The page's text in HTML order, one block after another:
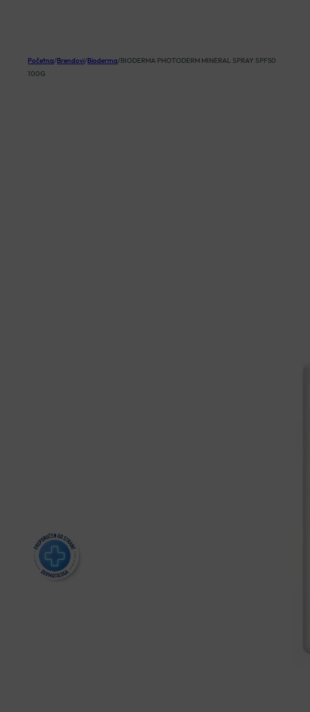
Početna/Brendovi/Bioderma/BIODERMA PHOTODERM MINERAL SPRAY SPF50
100G